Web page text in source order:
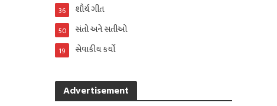
શૌર્ય ગીત
36
સંતો અને સતીઓ
50
સેવાકીય કર્યો
19
Advertisement